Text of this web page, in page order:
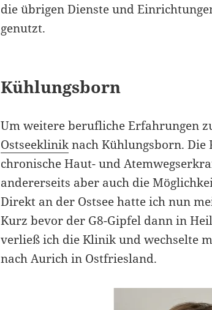
die übrigen Dienste und
genutzt.
Kühlungsborn
Um weitere berufliche Erfahrungen
Ostseekliniknach Kühlungsborn.
chronische Haut- und
andererseits aber auch die
Direkt an der Ostsee hatte ich nun
Kurz bevor der G8-Gipfel dann in
verließ ich die Klinik und wechselte
nach Aurich in Ostfriesland.